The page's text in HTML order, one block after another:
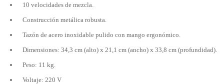
10 velocidades de mezcla.
Construcción metálica robusta.
Tazón de acero inoxidable pulido con mango ergonómico.
Dimensiones: 34,3 cm (alto) x 21,1 cm (ancho) x 33,8 cm (profundidad).
Peso: 11 kg.
Voltaje: 220 V